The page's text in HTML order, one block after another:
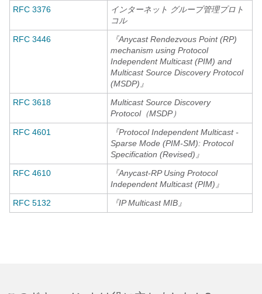
RFC 3376
インターネット グループ管理プロト
コル
RFC 3446
『Anycast Rendezvous Point (RP)
mechanism using Protocol
Independent Multicast (PIM) and
Multicast Source Discovery Protocol
(MSDP)』
RFC 3618
Multicast Source Discovery
Protocol（MSDP）
RFC 4601
『Protocol Independent Multicast -
Sparse Mode (PIM-SM): Protocol
Specification (Revised)』
RFC 4610
『Anycast-RP Using Protocol
Independent Multicast (PIM)』
RFC 5132
『IP Multicast MIB』